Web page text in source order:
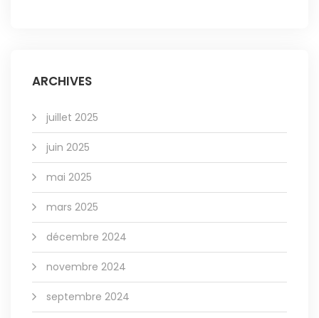
ARCHIVES
juillet 2025
juin 2025
mai 2025
mars 2025
décembre 2024
novembre 2024
septembre 2024